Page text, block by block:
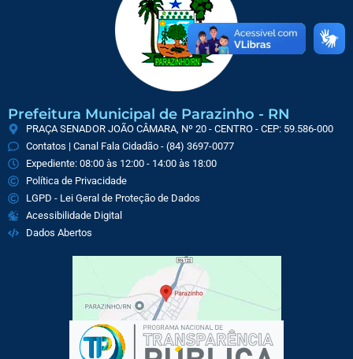
Prefeitura Municipal de Parazinho - RN
PRAÇA SENADOR JOÃO CÂMARA, Nº 20 - CENTRO - CEP: 59.586-000
Contatos | Canal Fala Cidadão - (84) 3697-0077
Expediente: 08:00 às 12:00 - 14:00 às 18:00
Política de Privacidade
LGPD - Lei Geral de Proteção de Dados
Acessibilidade Digital
Dados Abertos